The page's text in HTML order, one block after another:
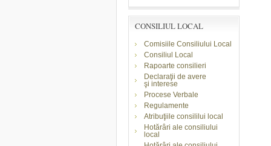
CONSILIUL LOCAL
Comisiile Consiliului Local
Consiliul Local
Rapoarte consilieri
Declaraţii de avere
şi interese
Procese Verbale
Regulamente
Atribuţiile consililui local
Hotărâri ale consiliului
local